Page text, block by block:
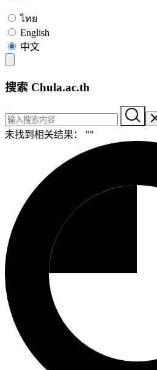
ไทย
English
中文
搜索 Chula.ac.th
未找到相关结果： ""